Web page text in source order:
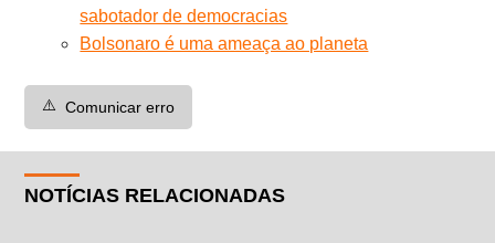
sabotador de democracias
Bolsonaro é uma ameaça ao planeta
⚠️ Comunicar erro
NOTÍCIAS RELACIONADAS